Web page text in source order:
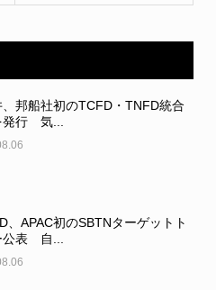
邦船社初のTCFD・TNFD統合
発行 気...
、APAC初のSBTNターゲットト
公表 自...